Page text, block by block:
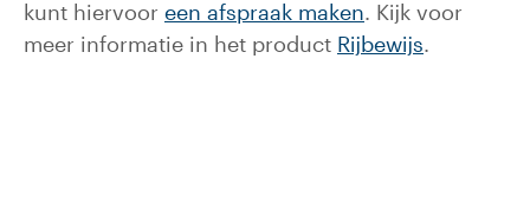
kunt hiervoor een afspraak maken. Kijk voor
meer informatie in het product Rijbewijs.